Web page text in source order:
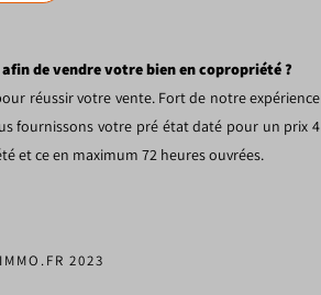
de vendre votre bien en copropriété ?
réussir votre vente. Fort de notre expérience
fournissons votre pré état daté pour un prix 4
et ce en maximum 72 heures ouvrées.
2023